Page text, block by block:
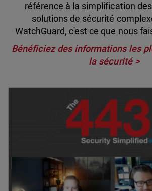
référence à la simplification
solutions de sécurité
WatchGuard, c'est ce que nous
Bénéficiez des informations les
la sécurité